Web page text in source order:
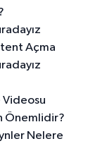
Açma
Önemlidir?
Nelere